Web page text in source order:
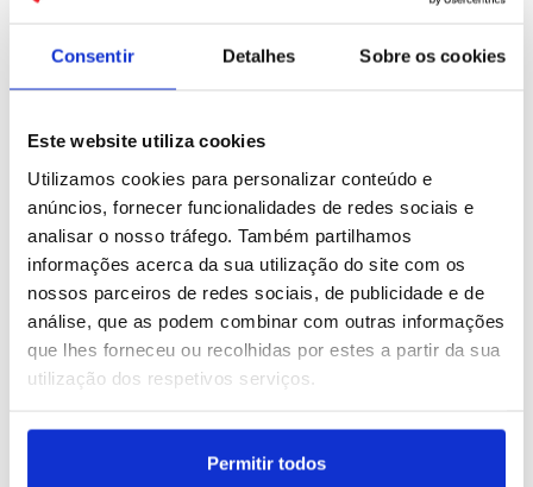
Consentir Detalhes Sobre os cookies
Este website utiliza cookies
Utilizamos cookies para personalizar conteúdo e
anúncios, fornecer funcionalidades de redes sociais e
analisar o nosso tráfego. Também partilhamos
informações acerca da sua utilização do site com os
nossos parceiros de redes sociais, de publicidade e de
análise, que as podem combinar com outras informações
que lhes forneceu ou recolhidas por estes a partir da sua
utilização dos respetivos serviços.
Permitir todos
Espanha: Vindima em La
ID: 47572672 Data: 06/08/2026 12:15 ID: 47571944 Data: 06/08/2026 09:13
7 IMAGENS
França: Vida quotidiana
12 IMAGENS
Roménia: Rio Danúbio
com baixo nível de água